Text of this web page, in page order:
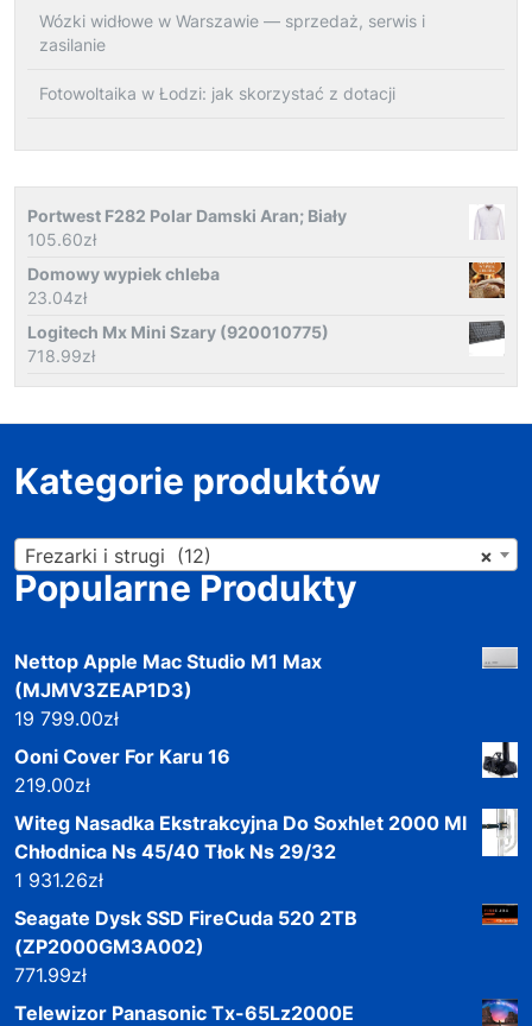
Wózki widłowe w Warszawie — sprzedaż, serwis i
zasilanie
Fotowoltaika w Łodzi: jak skorzystać z dotacji
Portwest F282 Polar Damski Aran; Biały
105.60zł
Domowy wypiek chleba
23.04zł
Logitech Mx Mini Szary (920010775)
718.99zł
Kategorie produktów
×
Frezarki i strugi (12)
Popularne Produkty
Nettop Apple Mac Studio M1 Max
(MJMV3ZEAP1D3)
19 799.00zł
Ooni Cover For Karu 16
219.00zł
Witeg Nasadka Ekstrakcyjna Do Soxhlet 2000 Ml
Chłodnica Ns 45/40 Tłok Ns 29/32
1 931.26zł
Seagate Dysk SSD FireCuda 520 2TB
(ZP2000GM3A002)
771.99zł
Telewizor Panasonic Tx-65Lz2000E